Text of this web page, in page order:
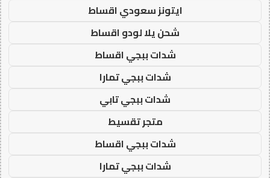
ايتونز سعودي اقساط
شحن يلا لودو اقساط
شدات ببجي اقساط
شدات ببجي تمارا
شدات ببجي تابي
متجر تقسيط
شدات ببجي اقساط
شدات ببجي تمارا